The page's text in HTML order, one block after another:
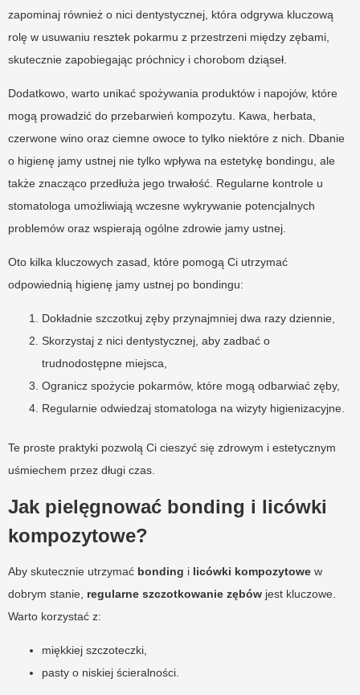
zapominaj również o nici dentystycznej, która odgrywa kluczową
rolę w usuwaniu resztek pokarmu z przestrzeni między zębami,
skutecznie zapobiegając próchnicy i chorobom dziąseł.
Dodatkowo, warto unikać spożywania produktów i napojów, które
mogą prowadzić do przebarwień kompozytu. Kawa, herbata,
czerwone wino oraz ciemne owoce to tylko niektóre z nich. Dbanie
o higienę jamy ustnej nie tylko wpływa na estetykę bondingu, ale
także znacząco przedłuża jego trwałość. Regularne kontrole u
stomatologa umożliwiają wczesne wykrywanie potencjalnych
problemów oraz wspierają ogólne zdrowie jamy ustnej.
Oto kilka kluczowych zasad, które pomogą Ci utrzymać
odpowiednią higienę jamy ustnej po bondingu:
Dokładnie szczotkuj zęby przynajmniej dwa razy dziennie,
Skorzystaj z nici dentystycznej, aby zadbać o
trudnodostępne miejsca,
Ogranicz spożycie pokarmów, które mogą odbarwiać zęby,
Regularnie odwiedzaj stomatologa na wizyty higienizacyjne.
Te proste praktyki pozwolą Ci cieszyć się zdrowym i estetycznym
uśmiechem przez długi czas.
Jak pielęgnować bonding i licówki
kompozytowe?
Aby skutecznie utrzymać bonding i licówki kompozytowe w
dobrym stanie, regularne szczotkowanie zębów jest kluczowe.
Warto korzystać z:
miękkiej szczoteczki,
pasty o niskiej ścieralności.